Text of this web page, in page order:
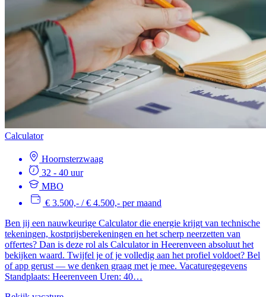
Calculator
Hoornsterzwaag
32 - 40 uur
MBO
€ 3.500,- / € 4.500,- per maand
Ben jij een nauwkeurige Calculator die energie krijgt van technische
tekeningen, kostprijsberekeningen en het scherp neerzetten van
offertes? Dan is deze rol als Calculator in Heerenveen absoluut het
bekijken waard. Twijfel je of je volledig aan het profiel voldoet? Bel
of app gerust — we denken graag met je mee. Vacaturegegevens
Standplaats: Heerenveen Uren: 40…